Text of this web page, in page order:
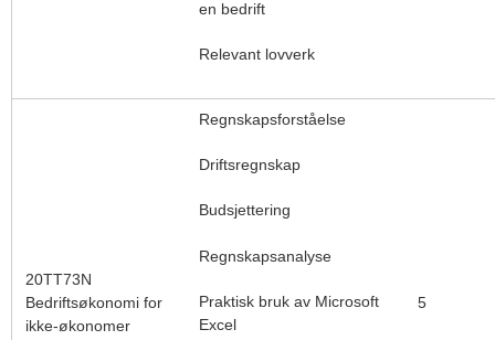
en bedrift
Relevant lovverk
20TT73N
Bedriftsøkonomi for
ikke-økonomer
Regnskapsforståelse
Driftsregnskap
Budsjettering
Regnskapsanalyse
Praktisk bruk av Microsoft
Excel
5